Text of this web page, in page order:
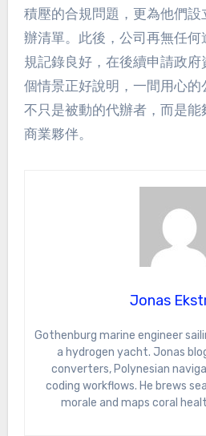
積壓的合規問題，更為他們
辦清單。此後，公司再無任
規記錄良好，在後續申請政
個情景正好說明，一間用心
不只是被動的代辦者，而是
商業夥伴。
Jonas
Gothenburg marine engineer sailing the South Pacific on
a hydrogen yacht. Jonas
converters, Polynesian
coding workflows. He brews
morale and maps coral